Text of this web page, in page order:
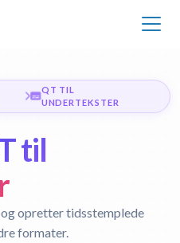
QT TIL
UNDERTEKSTER
til
opretter tidsstemplede
formater.